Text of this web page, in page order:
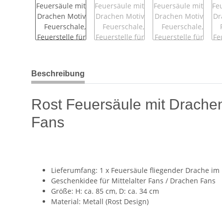
weitere Registerkarten anzeigen
Beschreibung
Rost Feuersäule mit
Fans
Lieferumfang: 1 x Feuersäule fliegender Drache im
Geschenkidee für Mittelalter Fans / Drachen Fans
Größe: H: ca. 85 cm, D: ca. 34 cm
Material: Metall (Rost Design)